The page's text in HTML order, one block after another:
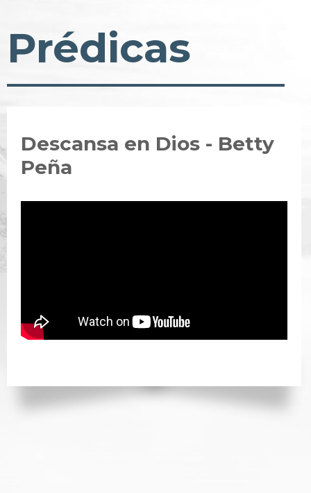
Prédicas
Descansa en Dios - Betty
Peña